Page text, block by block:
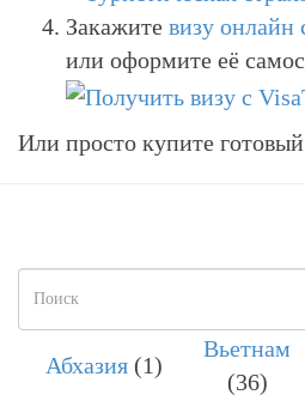
Закажите визу онлайн
или оформите её
Или просто купите готовый
Форма
поиска
Абхазия (1)
Вьетнам
(36)